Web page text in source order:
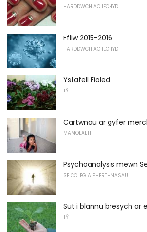
HARDDWCH AC IECHYD
Ffliw 2015-2016
HARDDWCH AC IECHYD
Ystafell Fioled
TŶ
Cartwnau ar gyfer
MAMOLAETH
Psychoanalysis mewn
SEICOLEG A PHERTHNASAU
Sut i blannu bresych ar
TŶ